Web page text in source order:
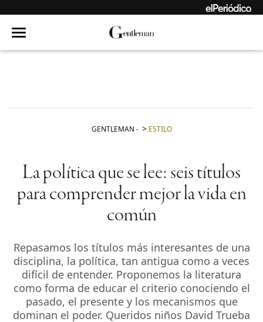
GENTLEMAN - ESTILO
La política que se lee: seis títulos
para comprender mejor la vida en
común
Repasamos los títulos más interesantes de una
disciplina, la política, tan antigua como a veces
difícil de entender. Proponemos la literatura
como forma de educar el criterio conociendo el
pasado, el presente y los mecanismos que
dominan el poder. Queridos niños David Trueba